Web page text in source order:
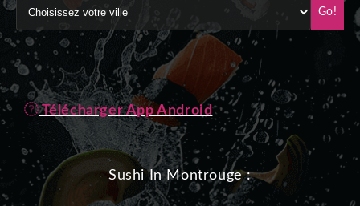
Go!
Télécharger App Android
Sushi In Montrouge :